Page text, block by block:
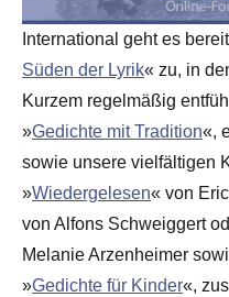
International geht es
Süden der Lyrik« zu, in
Kurzem regelmäßig
»Gedichte mit Tradition«,
sowie unsere vielfältigen
»Wiedergelesen« von
von Alfons Schweiggert
Melanie Arzenheimer
»Gedichte für Kinder«,